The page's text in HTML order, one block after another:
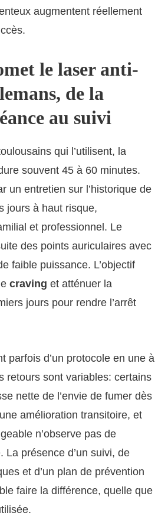
augmentent réellement
le laser anti-
de la
au suivi
qui l’utilisent, la
souvent 45 à 60 minutes.
un entretien sur l’historique de
jours à haut risque,
et professionnel. Le
des points auriculaires avec
faible puissance. L’objectif
craving et atténuer la
jours pour rendre l’arrêt
parfois d’un protocole en une à
retours sont variables: certains
nette de l’envie de fumer dès
amélioration transitoire, et
n’observe pas de
La présence d’un suivi, de
et d’un plan de prévention
faire la différence, quelle que